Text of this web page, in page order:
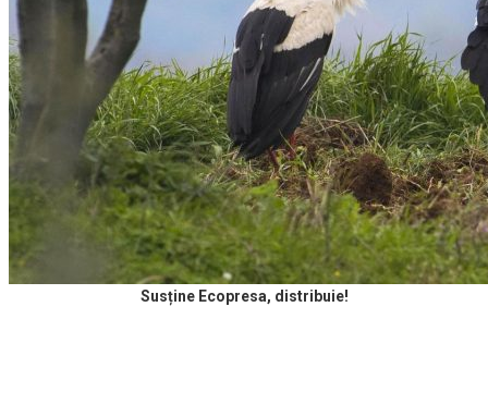
Susține Ecopresa, distribuie!